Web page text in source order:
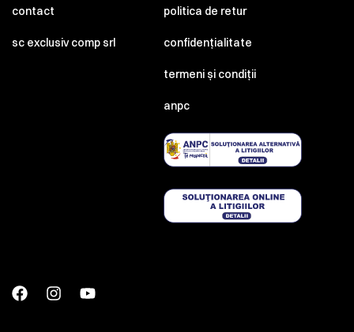
contact
sc exclusiv comp srl
politica de retur
confidențialitate
termeni și condiții
anpc